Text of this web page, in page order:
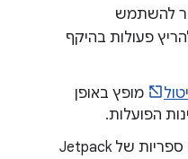
להשתמש
פעולות בהיקף
מופץ באופן
הפועלות.
: הרבה ספריות של Jetpack